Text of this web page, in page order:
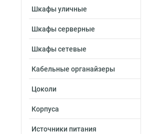
Шкафы уличные
Шкафы серверные
Шкафы сетевые
Кабельные органайзеры
Цоколи
Корпуса
Источники питания